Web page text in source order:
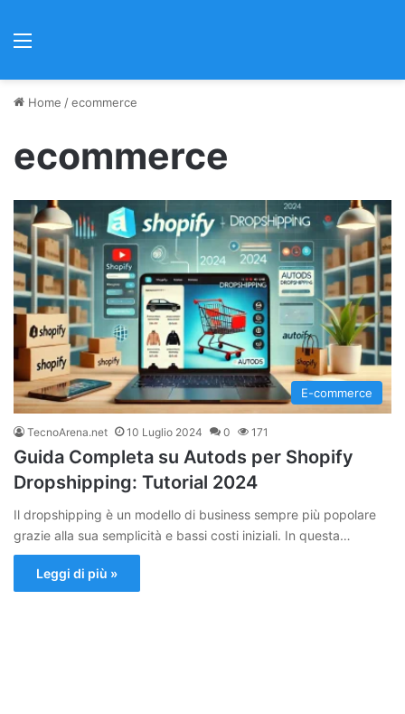
Home /ecommerce
ecommerce
E-commerce
TecnoArena.net 10 Luglio 2024 0 171
Guida Completa su Autods per Shopify
Dropshipping: Tutorial 2024
Il dropshipping è un modello di business sempre più popolare
grazie alla sua semplicità e bassi costi iniziali. In questa…
Leggi di più »